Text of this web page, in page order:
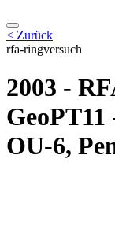
< Zurück
rfa-ringversuch
2003 -
OU-6,